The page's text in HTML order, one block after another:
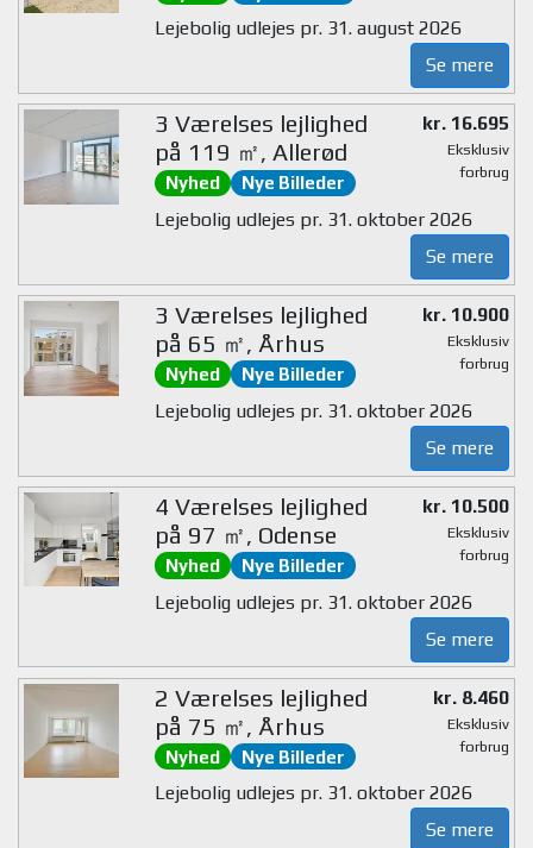
Lejebolig udlejes pr. 31. august 2026
Se mere
3 Værelses lejlighed
på 119 ㎡, Allerød
Nyhed Nye Billeder
kr. 16.695
Eksklusiv
forbrug
Lejebolig udlejes pr. 31. oktober 2026
Se mere
3 Værelses lejlighed
på 65 ㎡, Århus
Nyhed Nye Billeder
kr. 10.900
Eksklusiv
forbrug
Lejebolig udlejes pr. 31. oktober 2026
Se mere
4 Værelses lejlighed
på 97 ㎡, Odense
Nyhed Nye Billeder
kr. 10.500
Eksklusiv
forbrug
Lejebolig udlejes pr. 31. oktober 2026
Se mere
2 Værelses lejlighed
på 75 ㎡, Århus
Nyhed Nye Billeder
kr. 8.460
Eksklusiv
forbrug
Lejebolig udlejes pr. 31. oktober 2026
Se mere